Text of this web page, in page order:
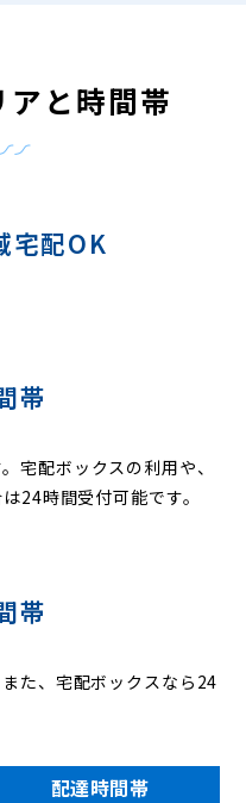
と時間帯
宅配OK
帯
宅配ボックスの利用や、
24時間受付可能です。
帯
た、宅配ボックスなら24
配達時間帯